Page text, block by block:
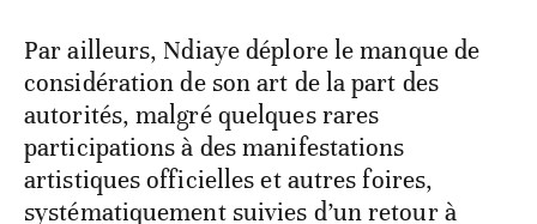
Par ailleurs, Ndiaye déplore le manque de
considération de son art de la part des
autorités, malgré quelques rares
participations à des manifestations
artistiques officielles et autres foires,
systématiquement suivies d’un retour à